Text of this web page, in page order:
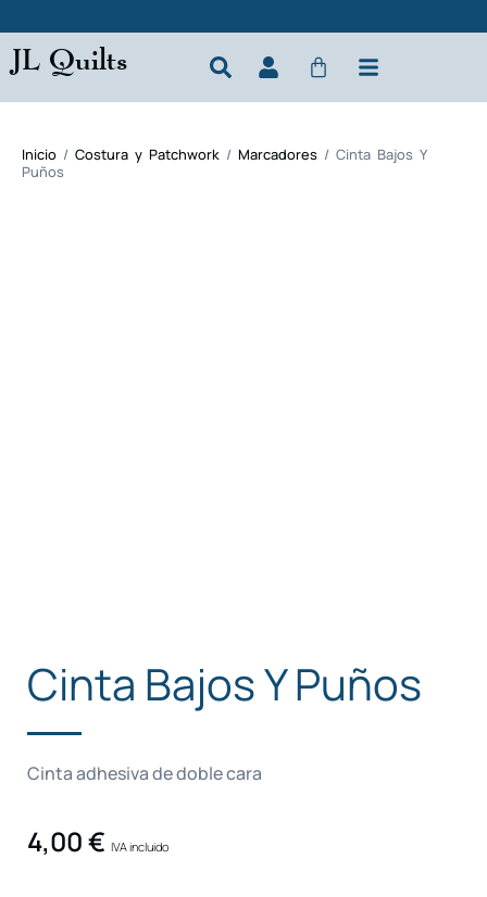
JL Quilts
Inicio / Costura y Patchwork / Marcadores / Cinta Bajos Y
Puños
Cinta Bajos Y Puños
Cinta adhesiva de doble cara
4,00€ IVA incluido